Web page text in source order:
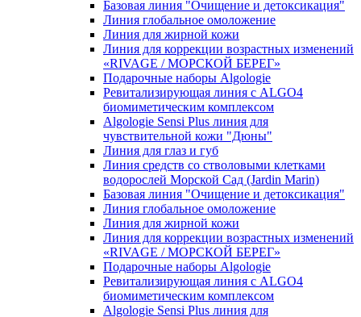
Базовая линия "Очищение и детоксикация"
Линия глобальное омоложение
Линия для жирной кожи
Линия для коррекции возрастных изменений
«RIVAGE / МОРСКОЙ БЕРЕГ»
Подарочные наборы Algologie
Ревитализирующая линия с ALGO4
биомиметическим комплексом
Algologie Sensi Plus линия для
чувcтвительной кожи "Дюны"
Линия для глаз и губ
Линия средств со стволовыми клетками
водорослей Морской Сад (Jardin Marin)
Базовая линия "Очищение и детоксикация"
Линия глобальное омоложение
Линия для жирной кожи
Линия для коррекции возрастных изменений
«RIVAGE / МОРСКОЙ БЕРЕГ»
Подарочные наборы Algologie
Ревитализирующая линия с ALGO4
биомиметическим комплексом
Algologie Sensi Plus линия для